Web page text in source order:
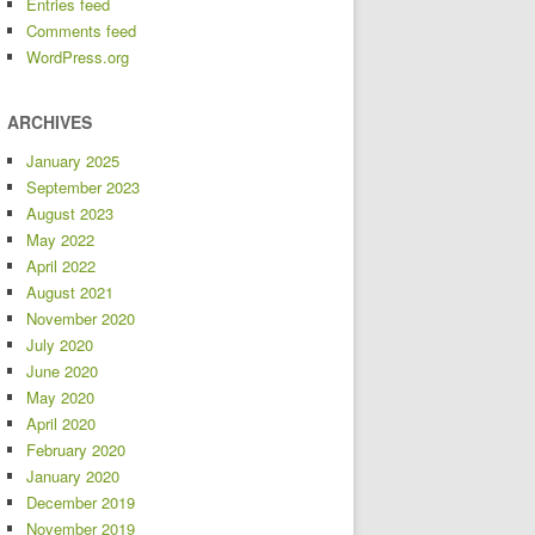
Comments feed
WordPress.org
ARCHIVES
January 2025
September 2023
August 2023
May 2022
April 2022
August 2021
November 2020
July 2020
June 2020
May 2020
April 2020
February 2020
January 2020
December 2019
November 2019